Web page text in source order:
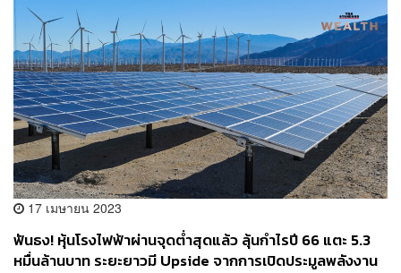
17 เมษายน 2023
ฟันธง! หุ้นโรงไฟฟ้าผ่านจุดต่ำสุดแล้ว ลุ้นกำไรปี 66 แตะ 5.3
หมื่นล้านบาท ระยะยาวมี Upside จากการเปิดประมูลพลังงาน